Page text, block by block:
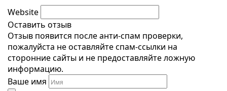
Website
Оставить отзыв
Отзыв появится после анти-спам проверки,
пожалуйста не оставляйте спам-ссылки на
сторонние сайты и не предоставляйте ложную
информацию.
Ваше имя